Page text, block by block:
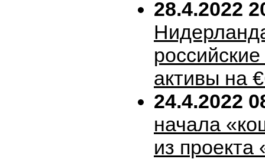
28.4.2022
активы на
24.4.2022
начала
из